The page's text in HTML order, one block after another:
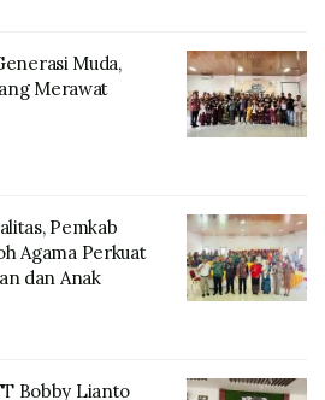
Ile Ape tampil dominan
membungkam perlawanan tim
dengan skor telak 3-0 tanpa
putra, Buyasuri tak mau kalah.
Muda,
Merawat
Pemkab
Agama Perkuat
dan Anak
Bobby Lianto